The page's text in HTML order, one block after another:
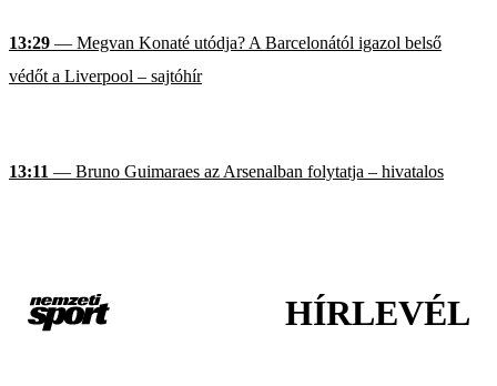
13:29 — Megvan Konaté utódja? A Barcelonától igazol belső
védőt a Liverpool – sajtóhír
13:11 — Bruno Guimaraes az Arsenalban folytatja – hivatalos
HÍRLEVÉL